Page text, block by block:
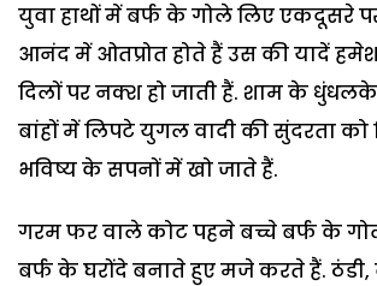
युवा हाथों में बर्फ के गोले लिए एकदूसरे
आनंद में ओतप्रोत होते हैं उस की यादें
दिलों पर नक्श हो जाती हैं. शाम के
बांहों में लिपटे युगल वादी की सुंदरता को
भविष्य के सपनों में खो जाते हैं.
गरम फर वाले कोट पहने बच्चे बर्फ के
बर्फ के घरोंदे बनाते हुए मजे करते हैं. ठंडी,